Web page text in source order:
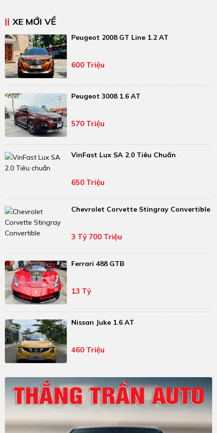
XE MỚI VỀ
Peugeot 2008 GT Line 1.2 AT
600 Triệu
Peugeot 3008 1.6 AT
570 Triệu
VinFast Lux SA 2.0 Tiêu Chuẩn
650 Triệu
Chevrolet Corvette Stingray Convertible
3 Tỷ 700 Triệu
Ferrari 488 GTB
13 Tỷ
Nissan Juke 1.6 AT
460 Triệu